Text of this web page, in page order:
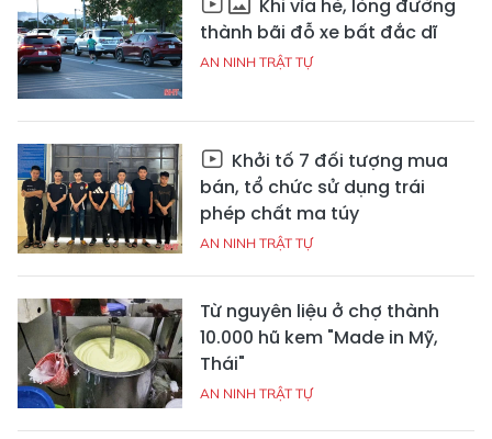
Khi vỉa hè, lòng đường
thành bãi đỗ xe bất đắc dĩ
AN NINH TRẬT TỰ
Khởi tố 7 đối tượng mua
bán, tổ chức sử dụng trái
phép chất ma túy
AN NINH TRẬT TỰ
Từ nguyên liệu ở chợ thành
10.000 hũ kem "Made in Mỹ,
Thái"
AN NINH TRẬT TỰ